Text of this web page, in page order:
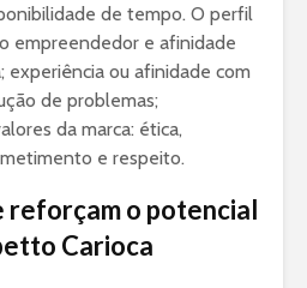
de tempo. O perfil
empreendedor e afinidade
experiência ou afinidade com
de problemas;
da marca: ética,
e respeito.
reforçam o potencial
Carioca